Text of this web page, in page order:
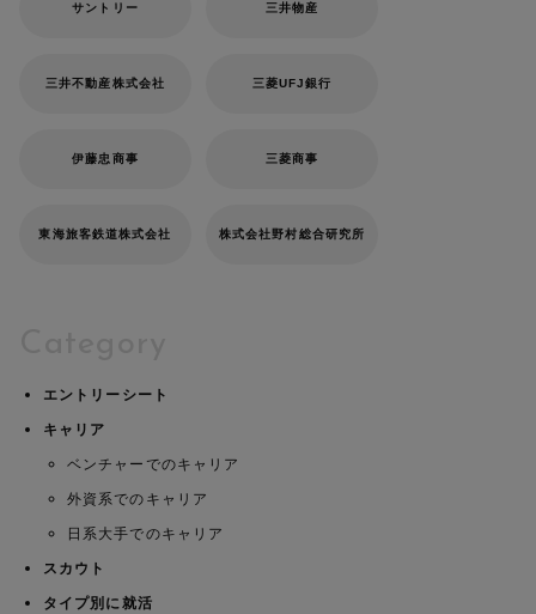
サントリー 三井物産
三井不動産株式会社 三菱UFJ銀行
伊藤忠商事 三菱商事
東海旅客鉄道株式会社 株式会社野村総合研究所
エントリーシート
キャリア
ベンチャーでのキャリア
外資系でのキャリア
日系大手でのキャリア
スカウト
タイプ別に就活